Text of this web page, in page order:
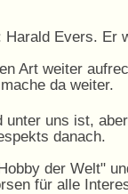
Evers. Er
Art weiter
da weiter.
uns ist,
danach.
der Welt"
für alle